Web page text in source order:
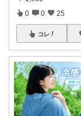
0 0 25
コレ